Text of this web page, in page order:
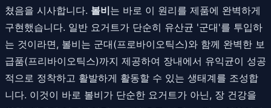
쳤음을 시사합니다. 볼비는 바로 이 원리를 제품에 완벽하게
구현했습니다. 일반 요거트가 단순히 유산균 '군대'를 투입하
는 것이라면, 볼비는 군대(프로바이오틱스)와 함께 완벽한 보
급품(프리바이오틱스)까지 제공하여 장내에서 유익균이 성공
적으로 정착하고 활발하게 활동할 수 있는 생태계를 조성합
니다. 이것이 바로 볼비가 단순한 요거트가 아닌, 장 건강을